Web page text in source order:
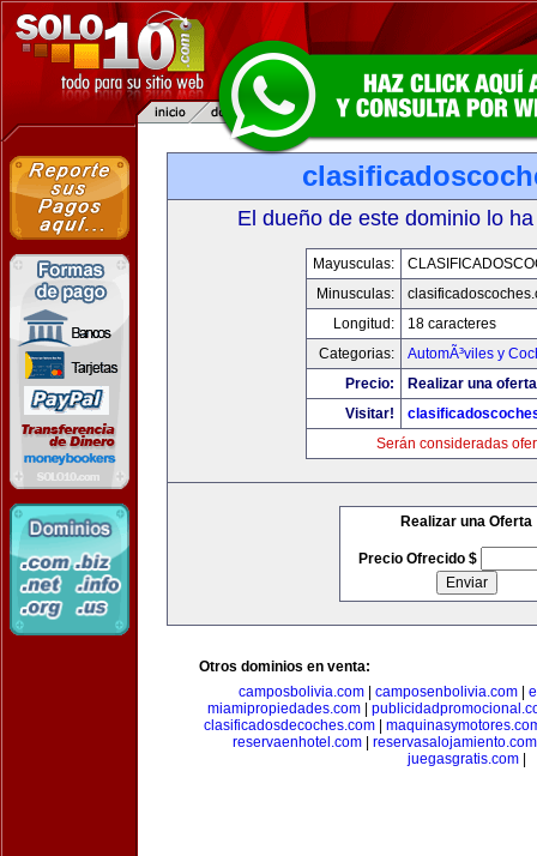
El dueño de este dominio lo
Mayusculas:
Minusculas:
Longitud:
18 caracteres
Categorias:
AutomÃ³viles y
Precio:
Realizar una
Visitar!
Serán consideradas
Realizar una Oferta
Precio Ofrecido $
Otros dominios en venta:
camposbolivia.com| camposenbolivia.com|
miamipropiedades.com
clasificadosdecoches.com
reservaenhotel.com| reservasalojamiento.com
juegasgratis.com|